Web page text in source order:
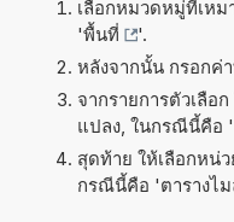
เลือกหมวดหมู่ที่เหม
'พื้นที่
'.
หลังจากนั้น กรอกค่
จากรายการตัวเลือ
แปลง, ในกรณีนี้คือ '
สุดท้าย ให้เลือกหน่
กรณีนี้คือ 'ตารางไ